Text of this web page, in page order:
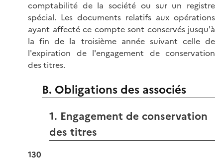
comptabilité de la société ou sur un registre
spécial. Les documents relatifs aux opérations
ayant affecté ce compte sont conservés jusqu'à
la fin de la troisième année suivant celle de
l'expiration de l'engagement de conservation
des titres.
B. Obligations des associés
1. Engagement de conservation
des titres
130